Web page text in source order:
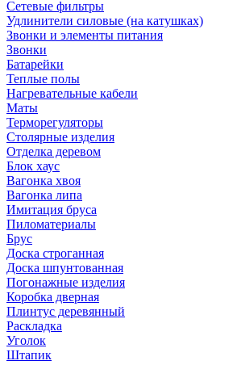
Сетевые фильтры
Удлинители силовые (на катушках)
Звонки и элементы питания
Звонки
Батарейки
Теплые полы
Нагревательные кабели
Маты
Терморегуляторы
Столярные изделия
Отделка деревом
Блок хаус
Вагонка хвоя
Вагонка липа
Имитация бруса
Пиломатериалы
Брус
Доска строганная
Доска шпунтованная
Погонажные изделия
Коробка дверная
Плинтус деревянный
Раскладка
Уголок
Штапик